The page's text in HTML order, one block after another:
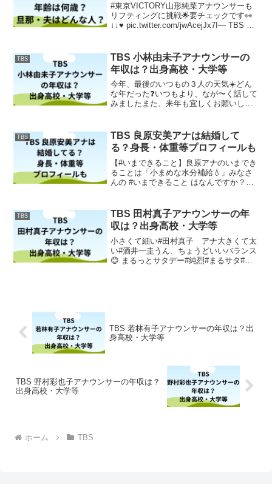
#東京VICTORY山形純菜アナウンサーも
リフティングに挑戦🌟要チェックです👀
↓↓♥️ pic.twitter.com/jwAcejJx7I— TBS 東
TBS
TBS 小林由未子アナウンサーの
年収は？出身高校・大学等
今年、最後のいつもの３人の天気☀️どん
な年だった❓いつもより、なが〜く話して
みましたまた、来年も宜しくお願いしま
ナウンサー pic....
TBS
TBS 良原安美アナは結婚して
る？身長・体重等プロフィールも
【#いまできること】良原アナのいまでき
ることは「小まめな水分補給💧」みなさ
んの #いまできること はなんですか？★
pic.twitter.com/fxaOCMrbw...
TBS
TBS 田村真子アナウンサーの年
収は？出身高校・大学等
小さくて細い#田村真子 アナ大きくて太
い#酒井一圭うん、ちょうどいいバランス
😊 まるっとサタデー#純烈#まるサタ#レ
TBS 若林有子アナウンサーの年収は？出
身高校・大学等
TBS 野村彩也子アナウンサーの年収は？
出身高校・大学等
ホーム TBS